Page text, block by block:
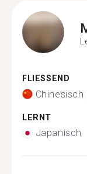
FLIESSEND
LERNT
Japanisch